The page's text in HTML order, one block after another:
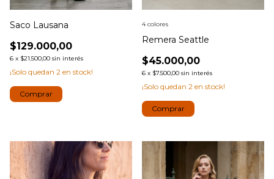
Saco Lausana
$129.000,00
6 x $21.500,00 sin interés
¡Solo quedan 2 en stock!
Comprar
Remera Seattle
$45.000,00
6 x $7.500,00 sin interés
¡Solo quedan 2 en stock!
4 colores
Comprar